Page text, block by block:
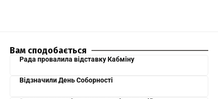
Вам сподобається
Рада провалила відставку Кабміну
Відзначили День Соборності